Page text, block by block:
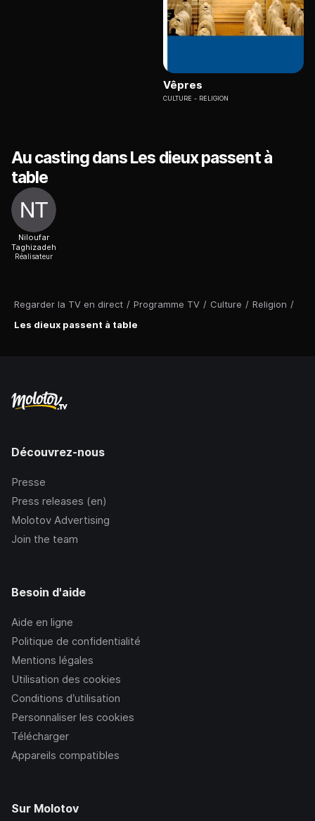
Regarder la TV en direct / Programme TV / Culture / Religion /
Les dieux passent à table
Vêpres
CULTURE RELIGION
Au casting dans Les dieux passent à
table
Niloufar
Taghizadeh
Réalisateur
Découvrez-nous
Presse
Press releases (en)
Molotov Advertising
Join the team
Besoin d'aide
Aide en ligne
Politique de confidentialité
Mentions légales
Utilisation des cookies
Conditions d’utilisation
Personnaliser les cookies
Télécharger
Appareils compatibles
Sur Molotov